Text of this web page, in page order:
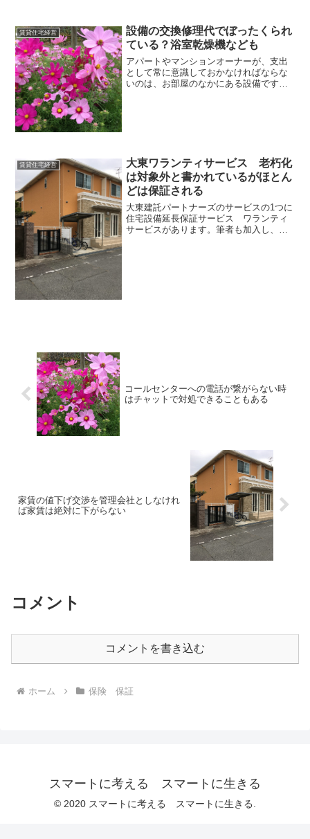
支払えないという事態は今でも生じ得ま
す。仕事先の経営不振で、...
賃貸住宅経営
設備の交換修理代でぼったくられ
ている？浴室乾燥機なども
アパートやマンションオーナーが、支出
として常に意識しておかなければならな
いのは、お部屋のなかにある設備です。
賃貸住宅経営
大東ワランティサービス 老朽化
は対象外と書かれているがほとん
どは保証される
大東建託パートナーズのサービスの1つに
住宅設備延長保証サービス ワランティ
サービスがあります。筆者も加入し、加
コールセンターへの電話が繋がらない時
はチャットで対処できることもある
家賃の値下げ交渉を管理会社としなけれ
ば家賃は絶対に下がらない
コメント
コメントを書き込む
ホーム 保険 保証
スマートに考える スマートに生きる
© 2020 スマートに考える スマートに生きる.